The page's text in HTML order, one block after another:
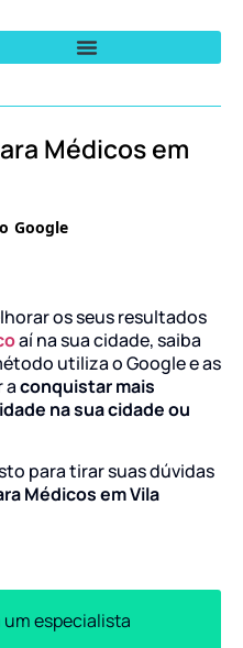
Médicos em
os seus resultados
aí na sua cidade, saiba
utiliza o Google e as
aconquistar mais
na sua cidade ou
para tirar suas dúvidas
Médicos em Vila
um especialista